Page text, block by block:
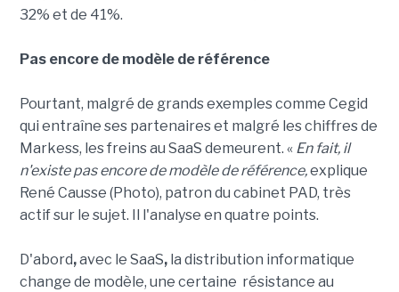
32% et de 41%.
Pas encore de modèle de référence
Pourtant, malgré de grands exemples comme Cegid
qui entraîne ses partenaires et malgré les chiffres de
Markess, les freins au SaaS demeurent. « En fait, il
n'existe pas encore de modèle de référence,explique
René Causse (Photo), patron du cabinet PAD, très
actif sur le sujet. Il l'analyse en quatre points.
D'abord,avec le SaaS, la distribution informatique
change de modèle, une certaine résistance au